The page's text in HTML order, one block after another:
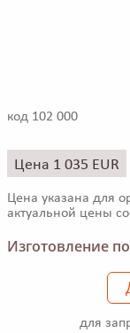
код 102 000
Цена 1 035 EUR
Цена указана для
актуальной цены
Изготовление
для